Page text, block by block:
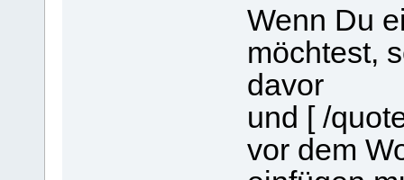
Wenn Du
möchtest,
davor
und [ /
vor dem